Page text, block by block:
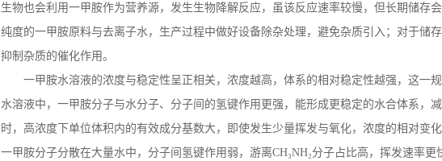
生物也会利用一甲胺作为营养源，发生生物降解反应，虽该反应速率较慢，但长期储存
纯度的一甲胺原料与去离子水，生产过程中做好设备除杂处理，避免杂质引入；对于储
抑制杂质的催化作用。
一甲胺水溶液的浓度与稳定性呈正相关，浓度越高，体系的相对稳定性越强，这一
水溶液中，一甲胺分子与水分子、分子间的氢键作用更强，能形成更稳定的水合体系，
时，高浓度下单位体积内的有效成分基数大，即使发生少量挥发与氧化，浓度的相对变
一甲胺分子分散在大量水中，分子间氢键作用弱，游离CH₃NH₂分子占比高，挥发速率